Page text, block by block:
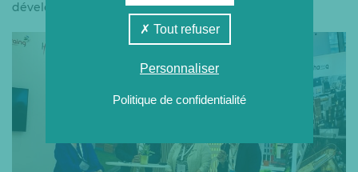
développement du réseau de chaleur.
Tout refuser
Personnaliser
Politique de confidentialité